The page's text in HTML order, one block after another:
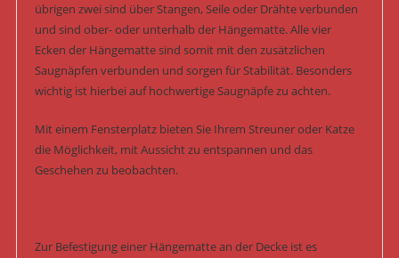
übrigen zwei sind über Stangen, Seile oder Drähte verbunden
und sind ober- oder unterhalb der Hängematte. Alle vier
Ecken der Hängematte sind somit mit den zusätzlichen
Saugnäpfen verbunden und sorgen für Stabilität. Besonders
wichtig ist hierbei auf hochwertige Saugnäpfe zu achten.
Mit einem Fensterplatz bieten Sie Ihrem Streuner oder Katze
die Möglichkeit, mit Aussicht zu entspannen und das
Geschehen zu beobachten.
Zur Befestigung einer Hängematte an der Decke ist es